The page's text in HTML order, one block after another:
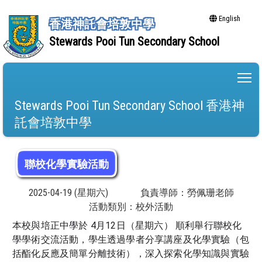
香港神託會培敦中學
Stewards Pooi Tun Secondary School
English
Stewards Pooi Tun Secondary School 香港神
託會培敦中學
聯校化學實驗活動
2025-04-19 (星期六)
負責導師：勞佩珊老師
活動類別：校外活動
本校與培正中學於 4月12日（星期六） 順利舉行聯校化
學學術交流活動，學生透過學者分享講座及化學實驗（包
括酯化反應及簡單分離技術），深入探索化學知識與實驗